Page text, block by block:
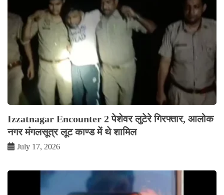
Izzatnagar Encounter 2 पेशेवर लुटेरे गिरफ्तार, आलोक
नगर मंगलसूत्र लूट काण्‍ड में थे शामिल
July 17, 2026